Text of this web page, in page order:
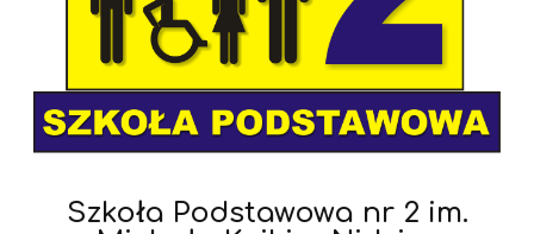
Szkoła Podstawowa nr 2 im.